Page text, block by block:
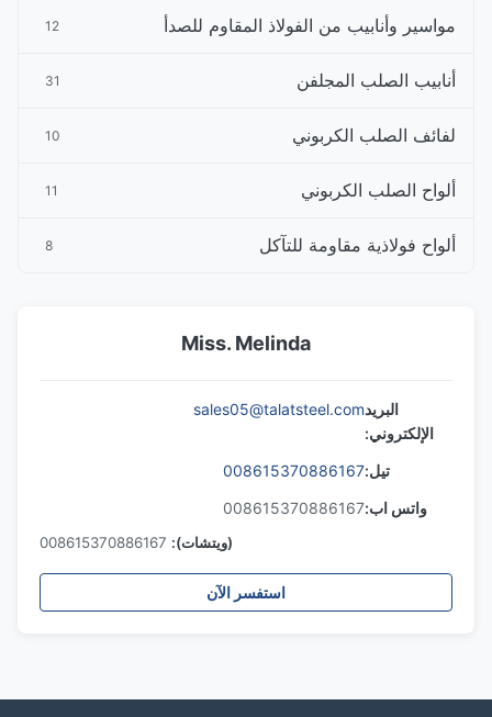
مواسير وأنابيب من الفولاذ المقاوم للصدأ 12
أنابيب الصلب المجلفن 31
لفائف الصلب الكربوني 10
ألواح الصلب الكربوني 11
ألواح فولاذية مقاومة للتآكل 8
Miss. Melinda
البريد
الإلكتروني:
sales05@talatsteel.com
تيل:008615370886167
واتس اب:008615370886167
(ويتشات): 008615370886167
استفسر الآن